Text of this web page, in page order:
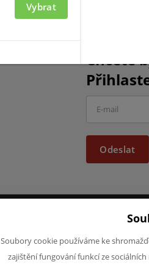
Chcete
Odeslat
JAZYK A
CS
Soubory cookie používáme ke
zajištění fungování funkcí ze
Vybrat